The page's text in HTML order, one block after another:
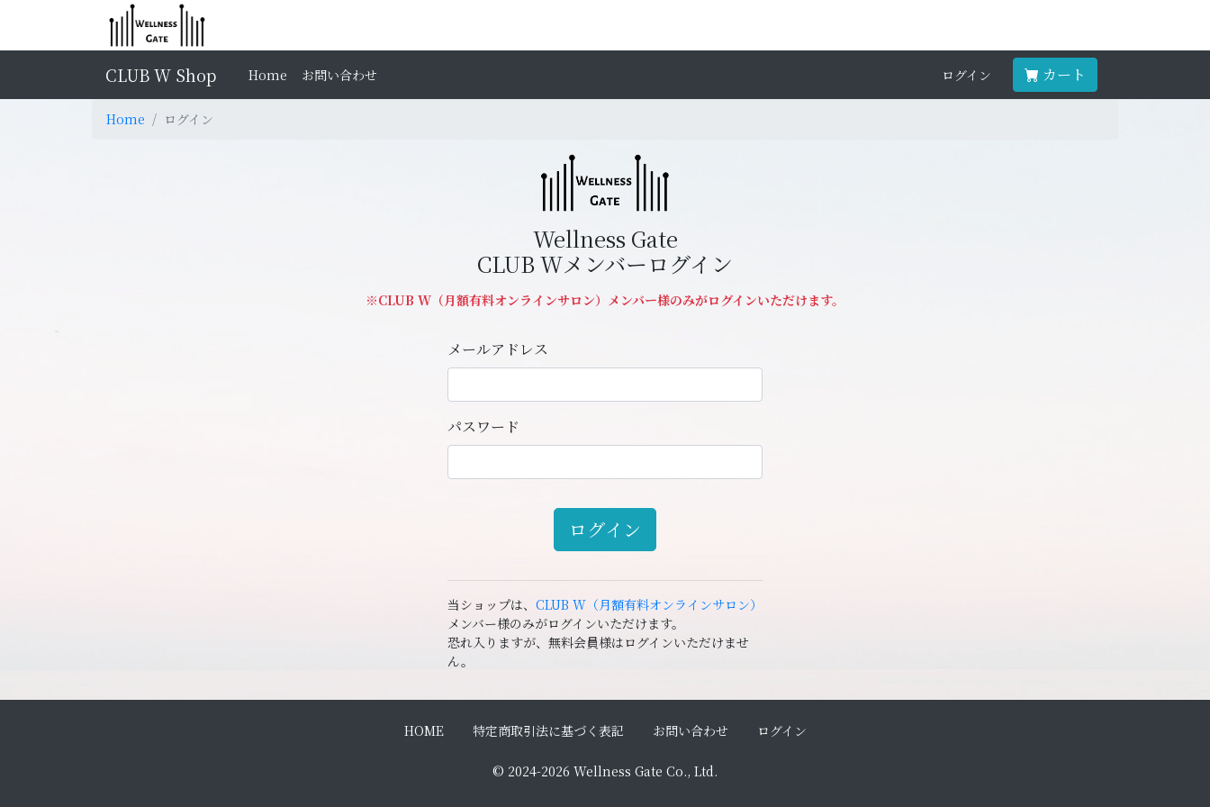
CLUB W Shop カート
Home お問い合わせ ログイン
Home ログイン
Wellness Gate
CLUB Wメンバーログイン
※CLUB W（月額有料オンラインサロン）メンバー様のみがログインいただけます。
メールアドレス
パスワード
ログイン
当ショップは、 CLUB W（月額有料オンラインサロン）
メンバー様のみがログインいただけます。
恐れ入りますが、無料会員様はログインいただけませ
ん。
HOME 特定商取引法に基づく表記 お問い合わせ ログイン
© 2024-2026 Wellness Gate Co., Ltd.